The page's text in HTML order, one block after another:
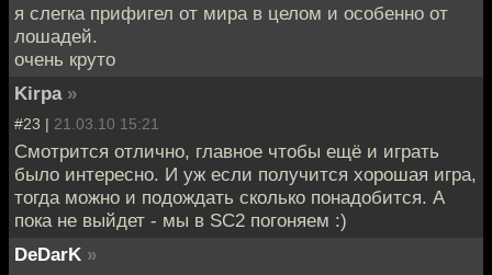
я слегка прифигел от мира в целом и особенно от
лошадей.
очень круто
Kirpa »
#23 | 21.03.10 15:21
Смотрится отлично, главное чтобы ещё и играть
было интересно. И уж если получится хорошая игра,
тогда можно и подождать сколько понадобится. А
пока не выйдет - мы в SC2 погоняем :)
DeDarK »